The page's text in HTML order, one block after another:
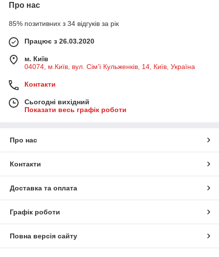
Про нас
85% позитивних з 34 відгуків за рік
Працює з 26.03.2020
м. Київ
04074, м.Київ, вул. Сім’ї Кульженків, 14, Київ, Україна
Контакти
Сьогодні вихідний
Показати весь графік роботи
Про нас
Контакти
Доставка та оплата
Графік роботи
Повна версія сайту